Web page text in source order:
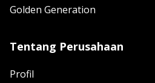
Golden Generation
Tentang Perusahaan
Profil